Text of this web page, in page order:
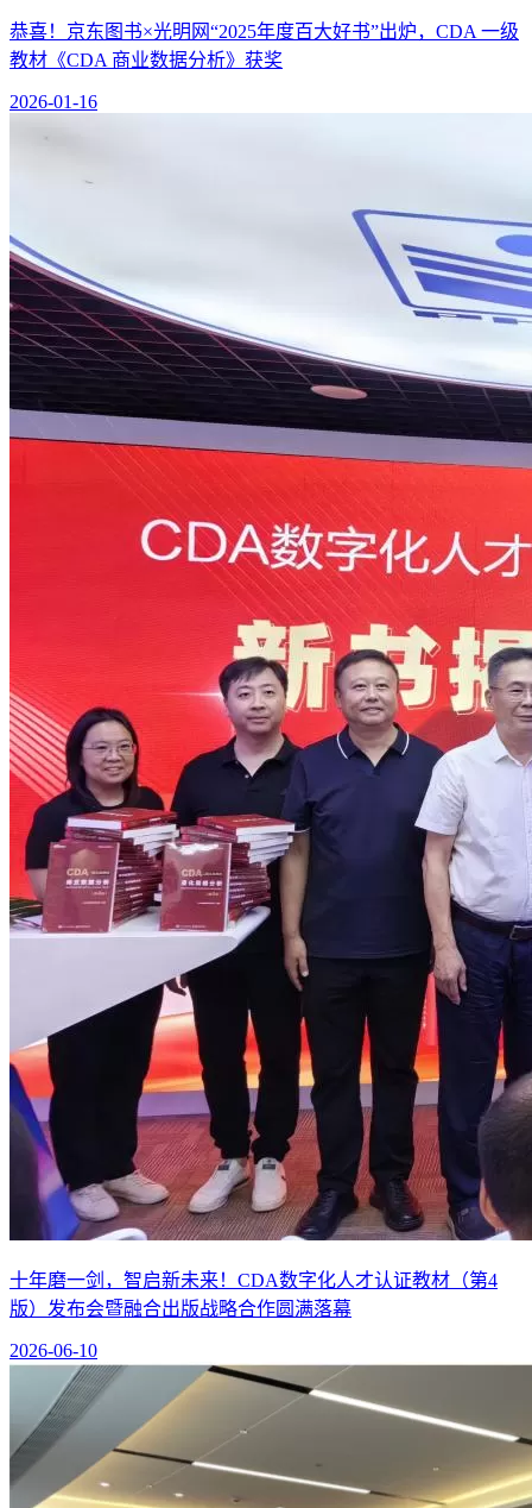
恭喜！京东图书×光明网“2025年度百大好书”出炉，CDA 一级
教材《CDA 商业数据分析》获奖
2026-01-16
十年磨一剑，智启新未来！CDA数字化人才认证教材（第4
版）发布会暨融合出版战略合作圆满落幕
2026-06-10